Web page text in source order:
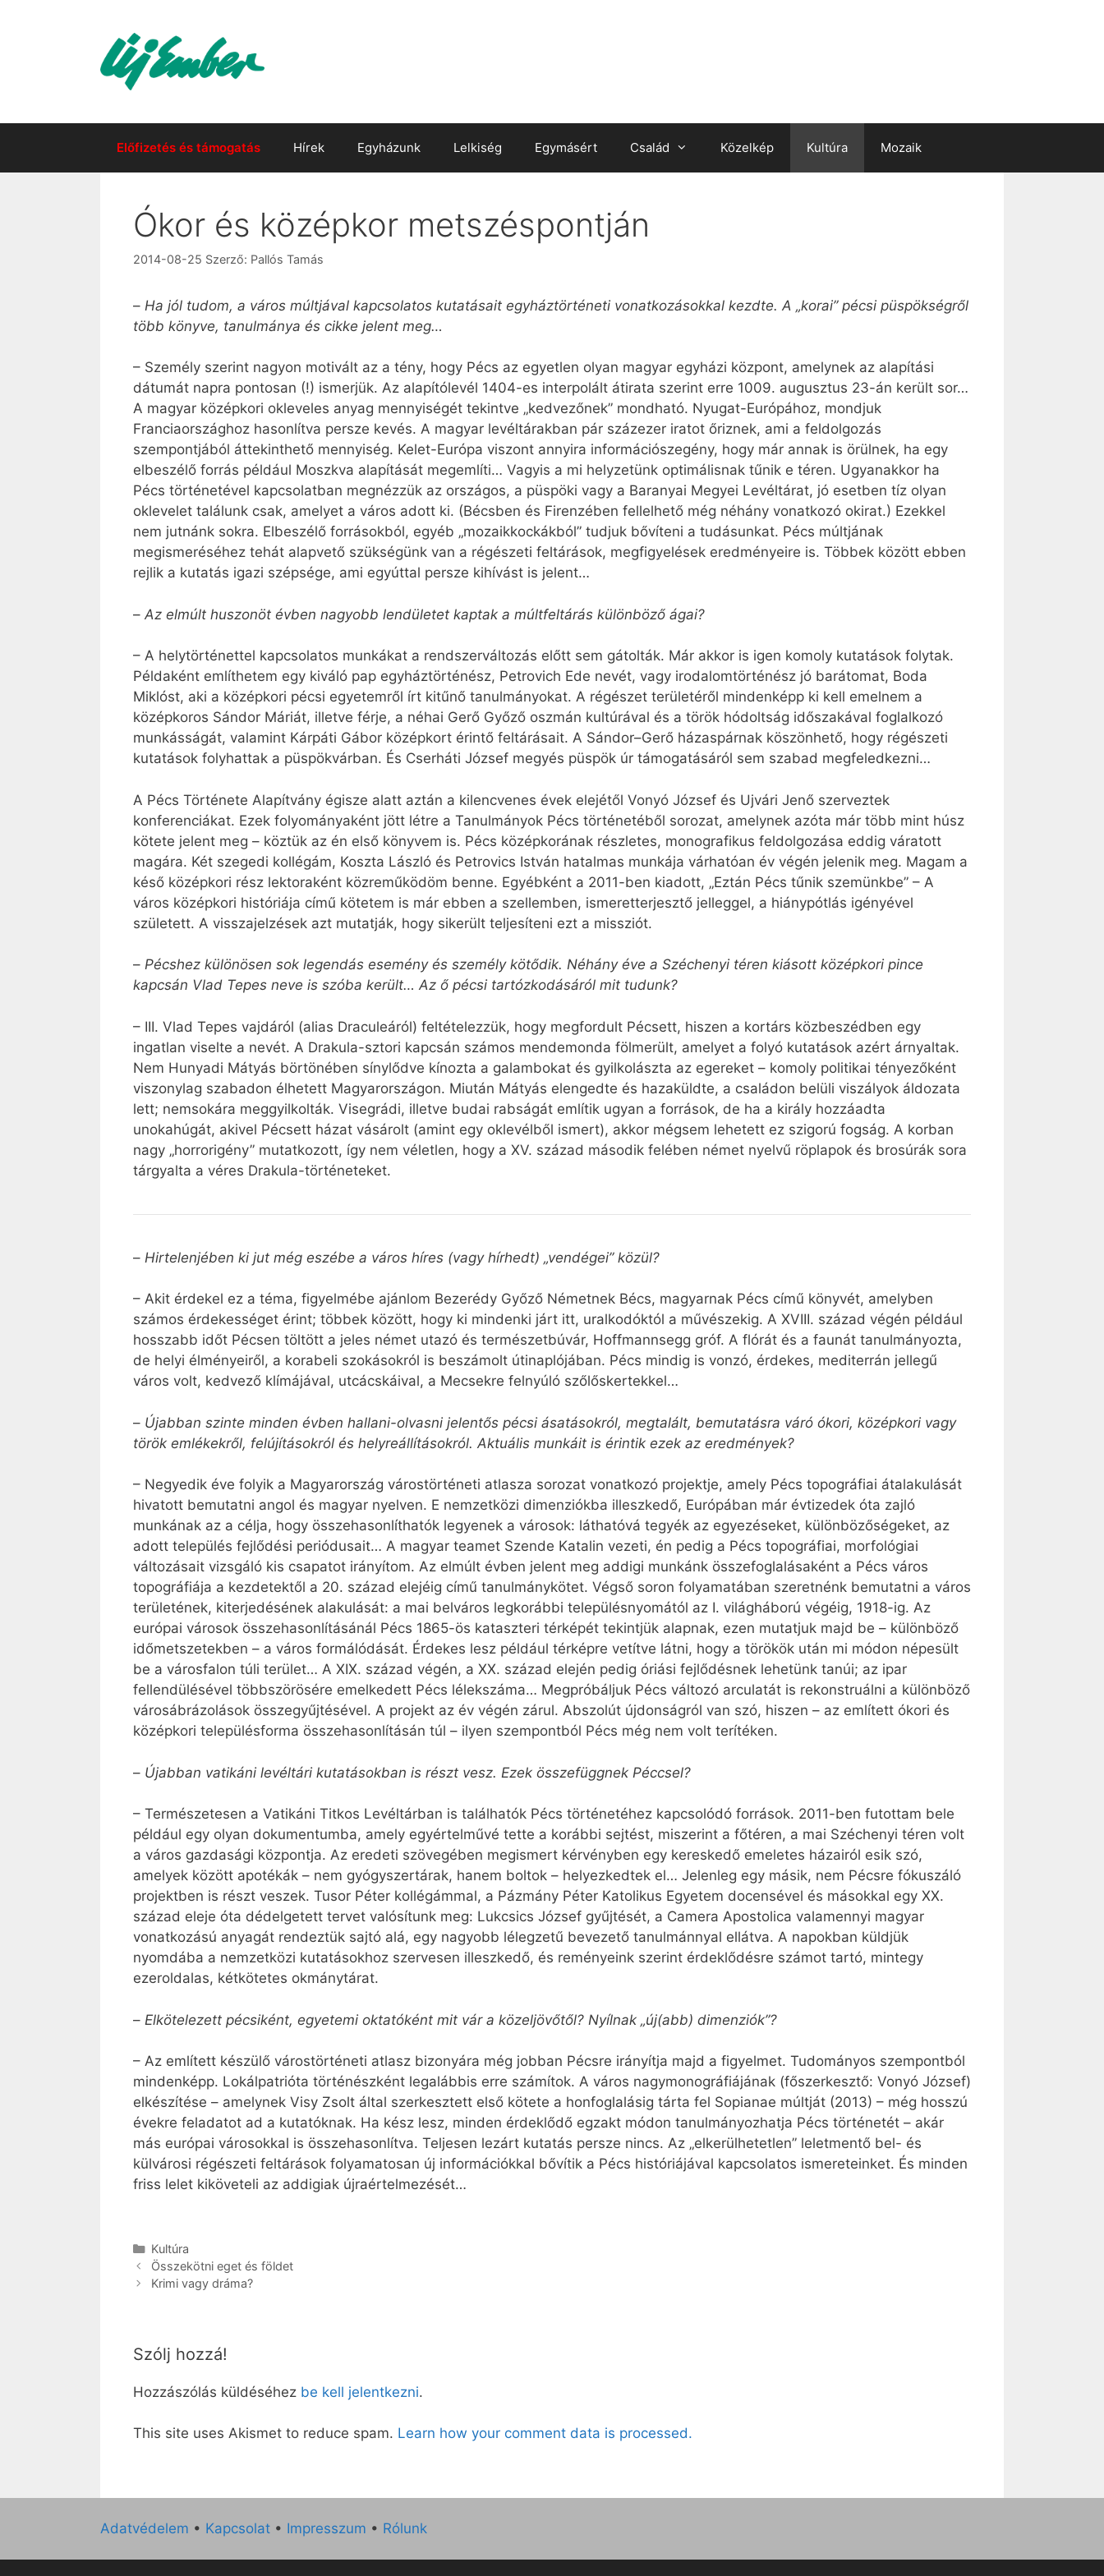
Előfizetés és támogatás Hírek Egyházunk Lelkiség Egymásért Család Közelkép Kultúra Mozaik
Ókor és középkor metszéspontján
2014-08-25 Szerző: Pallós Tamás
– Ha jól tudom, a város múltjával kapcsolatos kutatásait egyháztörténeti vonatkozásokkal kezdte. A „korai” pécsi püspökségről
több könyve, tanulmánya és cikke jelent meg…
– Személy szerint nagyon motivált az a tény, hogy Pécs az egyetlen olyan magyar egyházi központ, amelynek az alapítási
dátumát napra pontosan (!) ismerjük. Az alapítólevél 1404-es interpolált átirata szerint erre 1009. augusztus 23-án került sor…
A magyar középkori okleveles anyag mennyiségét tekintve „kedvezőnek” mondható. Nyugat-Európához, mondjuk
Franciaországhoz hasonlítva persze kevés. A magyar levéltárakban pár százezer iratot őriznek, ami a feldolgozás
szempontjából áttekinthető mennyiség. Kelet-Európa viszont annyira információszegény, hogy már annak is örülnek, ha egy
elbeszélő forrás például Moszkva alapítását megemlíti… Vagyis a mi helyzetünk optimálisnak tűnik e téren. Ugyanakkor ha
Pécs történetével kapcsolatban megnézzük az országos, a püspöki vagy a Baranyai Megyei Levéltárat, jó esetben tíz olyan
oklevelet találunk csak, amelyet a város adott ki. (Bécsben és Firenzében fellelhető még néhány vonatkozó okirat.) Ezekkel
nem jutnánk sokra. Elbeszélő forrásokból, egyéb „mozaikkockákból” tudjuk bővíteni a tudásunkat. Pécs múltjának
megismeréséhez tehát alapvető szükségünk van a régészeti feltárások, megfigyelések eredményeire is. Többek között ebben
rejlik a kutatás igazi szépsége, ami egyúttal persze kihívást is jelent…
– Az elmúlt huszonöt évben nagyobb lendületet kaptak a múltfeltárás különböző ágai?
– A helytörténettel kapcsolatos munkákat a rendszerváltozás előtt sem gátolták. Már akkor is igen komoly kutatások folytak.
Példaként említhetem egy kiváló pap egyháztörténész, Petrovich Ede nevét, vagy irodalomtörténész jó barátomat, Boda
Miklóst, aki a középkori pécsi egyetemről írt kitűnő tanulmányokat. A régészet területéről mindenképp ki kell emelnem a
középkoros Sándor Máriát, illetve férje, a néhai Gerő Győző oszmán kultúrával és a török hódoltság időszakával foglalkozó
munkásságát, valamint Kárpáti Gábor középkort érintő feltárásait. A Sándor–Gerő házaspárnak köszönhető, hogy régészeti
kutatások folyhattak a püspökvárban. És Cserháti József megyés püspök úr támogatásáról sem szabad megfeledkezni…
A Pécs Története Alapítvány égisze alatt aztán a kilencvenes évek elejétől Vonyó József és Ujvári Jenő szerveztek
konferenciákat. Ezek folyományaként jött létre a Tanulmányok Pécs történetéből sorozat, amelynek azóta már több mint húsz
kötete jelent meg – köztük az én első könyvem is. Pécs középkorának részletes, monografikus feldolgozása eddig váratott
magára. Két szegedi kollégám, Koszta László és Petrovics István hatalmas munkája várhatóan év végén jelenik meg. Magam a
késő középkori rész lektoraként közreműködöm benne. Egyébként a 2011-ben kiadott, „Eztán Pécs tűnik szemünkbe” – A
város középkori históriája című kötetem is már ebben a szellemben, ismeretterjesztő jelleggel, a hiánypótlás igényével
született. A visszajelzések azt mutatják, hogy sikerült teljesíteni ezt a missziót.
– Pécshez különösen sok legendás esemény és személy kötődik. Néhány éve a Széchenyi téren kiásott középkori pince
kapcsán Vlad Tepes neve is szóba került… Az ő pécsi tartózkodásáról mit tudunk?
– III. Vlad Tepes vajdáról (alias Draculeáról) feltételezzük, hogy megfordult Pécsett, hiszen a kortárs közbeszédben egy
ingatlan viselte a nevét. A Drakula-sztori kapcsán számos mendemonda fölmerült, amelyet a folyó kutatások azért árnyaltak.
Nem Hunyadi Mátyás börtönében sínylődve kínozta a galambokat és gyilkolászta az egereket – komoly politikai tényezőként
viszonylag szabadon élhetett Magyarországon. Miután Mátyás elengedte és hazaküldte, a családon belüli viszályok áldozata
lett; nemsokára meggyilkolták. Visegrádi, illetve budai rabságát említik ugyan a források, de ha a király hozzáadta
unokahúgát, akivel Pécsett házat vásárolt (amint egy oklevélből ismert), akkor mégsem lehetett ez szigorú fogság. A korban
nagy „horrorigény” mutatkozott, így nem véletlen, hogy a XV. század második felében német nyelvű röplapok és brosúrák sora
tárgyalta a véres Drakula-történeteket.
– Hirtelenjében ki jut még eszébe a város híres (vagy hírhedt) „vendégei” közül?
– Akit érdekel ez a téma, figyelmébe ajánlom Bezerédy Győző Németnek Bécs, magyarnak Pécs című könyvét, amelyben
számos érdekességet érint; többek között, hogy ki mindenki járt itt, uralkodóktól a művészekig. A XVIII. század végén például
hosszabb időt Pécsen töltött a jeles német utazó és természetbúvár, Hoffmannsegg gróf. A flórát és a faunát tanulmányozta,
de helyi élményeiről, a korabeli szokásokról is beszámolt útinaplójában. Pécs mindig is vonzó, érdekes, mediterrán jellegű
város volt, kedvező klímájával, utcácskáival, a Mecsekre felnyúló szőlőskertekkel…
– Újabban szinte minden évben hallani-olvasni jelentős pécsi ásatásokról, megtalált, bemutatásra váró ókori, középkori vagy
török emlékekről, felújításokról és helyreállításokról. Aktuális munkáit is érintik ezek az eredmények?
– Negyedik éve folyik a Magyarország várostörténeti atlasza sorozat vonatkozó projektje, amely Pécs topográfiai átalakulását
hivatott bemutatni angol és magyar nyelven. E nemzetközi dimenziókba illeszkedő, Európában már évtizedek óta zajló
munkának az a célja, hogy összehasonlíthatók legyenek a városok: láthatóvá tegyék az egyezéseket, különbözőségeket, az
adott település fejlődési periódusait… A magyar teamet Szende Katalin vezeti, én pedig a Pécs topográfiai, morfológiai
változásait vizsgáló kis csapatot irányítom. Az elmúlt évben jelent meg addigi munkánk összefoglalásaként a Pécs város
topográfiája a kezdetektől a 20. század elejéig című tanulmánykötet. Végső soron folyamatában szeretnénk bemutatni a város
területének, kiterjedésének alakulását: a mai belváros legkorábbi településnyomától az I. világháború végéig, 1918-ig. Az
európai városok összehasonlításánál Pécs 1865-ös kataszteri térképét tekintjük alapnak, ezen mutatjuk majd be – különböző
időmetszetekben – a város formálódását. Érdekes lesz például térképre vetítve látni, hogy a törökök után mi módon népesült
be a városfalon túli terület… A XIX. század végén, a XX. század elején pedig óriási fejlődésnek lehetünk tanúi; az ipar
fellendülésével többszörösére emelkedett Pécs lélekszáma… Megpróbáljuk Pécs változó arculatát is rekonstruálni a különböző
városábrázolások összegyűjtésével. A projekt az év végén zárul. Abszolút újdonságról van szó, hiszen – az említett ókori és
középkori településforma összehasonlításán túl – ilyen szempontból Pécs még nem volt terítéken.
– Újabban vatikáni levéltári kutatásokban is részt vesz. Ezek összefüggnek Péccsel?
– Természetesen a Vatikáni Titkos Levéltárban is találhatók Pécs történetéhez kapcsolódó források. 2011-ben futottam bele
például egy olyan dokumentumba, amely egyértelművé tette a korábbi sejtést, miszerint a főtéren, a mai Széchenyi téren volt
a város gazdasági központja. Az eredeti szövegében megismert kérvényben egy kereskedő emeletes házairól esik szó,
amelyek között apotékák – nem gyógyszertárak, hanem boltok – helyezkedtek el… Jelenleg egy másik, nem Pécsre fókuszáló
projektben is részt veszek. Tusor Péter kollégámmal, a Pázmány Péter Katolikus Egyetem docensével és másokkal egy XX.
század eleje óta dédelgetett tervet valósítunk meg: Lukcsics József gyűjtését, a Camera Apostolica valamennyi magyar
vonatkozású anyagát rendeztük sajtó alá, egy nagyobb lélegzetű bevezető tanulmánnyal ellátva. A napokban küldjük
nyomdába a nemzetközi kutatásokhoz szervesen illeszkedő, és reményeink szerint érdeklődésre számot tartó, mintegy
ezeroldalas, kétkötetes okmánytárat.
– Elkötelezett pécsiként, egyetemi oktatóként mit vár a közeljövőtől? Nyílnak „új(abb) dimenziók”?
– Az említett készülő várostörténeti atlasz bizonyára még jobban Pécsre irányítja majd a figyelmet. Tudományos szempontból
mindenképp. Lokálpatrióta történészként legalábbis erre számítok. A város nagymonográfiájának (főszerkesztő: Vonyó József)
elkészítése – amelynek Visy Zsolt által szerkesztett első kötete a honfoglalásig tárta fel Sopianae múltját (2013) – még hosszú
évekre feladatot ad a kutatóknak. Ha kész lesz, minden érdeklődő egzakt módon tanulmányozhatja Pécs történetét – akár
más európai városokkal is összehasonlítva. Teljesen lezárt kutatás persze nincs. Az „elkerülhetetlen” leletmentő bel- és
külvárosi régészeti feltárások folyamatosan új információkkal bővítik a Pécs históriájával kapcsolatos ismereteinket. És minden
friss lelet kiköveteli az addigiak újraértelmezését…
Kategória
Kultúra
Összekötni eget és földet
Krimi vagy dráma?
Szólj hozzá!
Hozzászólás küldéséhez be kell jelentkezni.
This site uses Akismet to reduce spam. Learn how your comment data is processed.
Adatvédelem • Kapcsolat • Impresszum • Rólunk